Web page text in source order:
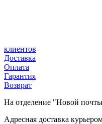
клиентов
Доставка
Оплата
Гарантия
Возврат
На отделение "Новой
Адресная доставка